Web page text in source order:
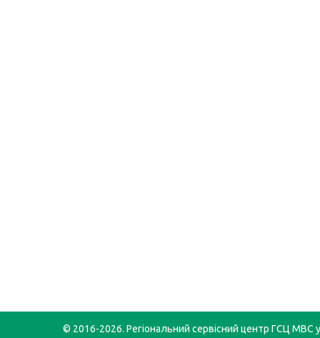
© 2016-2026. Регіональний сервісний центр ГСЦ МВС у